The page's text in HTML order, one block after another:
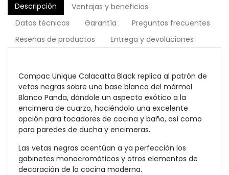
Descripción
Ventajas y beneficios
Datos técnicos
Garantía
Preguntas frecuentes
Reseñas de productos
Entrega y devoluciones
Compac Unique Calacatta Black replica al patrón de
vetas negras sobre una base blanca del mármol
Blanco Panda, dándole un aspecto exótico a la
encimera de cuarzo, haciéndolo una excelente
opción para tocadores de cocina y baño, así como
para paredes de ducha y encimeras.
Las vetas negras acentúan a ya perfección los
gabinetes monocromáticos y otros elementos de
decoración de la cocina moderna.